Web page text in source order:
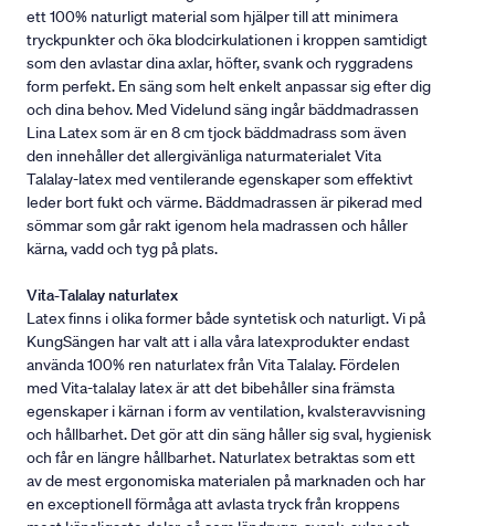
ett 100% naturligt material som hjälper till att minimera
tryckpunkter och öka blodcirkulationen i kroppen samtidigt
som den avlastar dina axlar, höfter, svank och ryggradens
form perfekt. En säng som helt enkelt anpassar sig efter dig
och dina behov. Med Videlund säng ingår bäddmadrassen
Lina Latex som är en 8 cm tjock bäddmadrass som även
den innehåller det allergivänliga naturmaterialet Vita
Talalay-latex med ventilerande egenskaper som effektivt
leder bort fukt och värme. Bäddmadrassen är pikerad med
sömmar som går rakt igenom hela madrassen och håller
kärna, vadd och tyg på plats.
Vita-Talalay naturlatex
Latex finns i olika former både syntetisk och naturligt. Vi på
KungSängen har valt att i alla våra latexprodukter endast
använda 100% ren naturlatex från Vita Talalay. Fördelen
med Vita-talalay latex är att det bibehåller sina främsta
egenskaper i kärnan i form av ventilation, kvalsteravvisning
och hållbarhet. Det gör att din säng håller sig sval, hygienisk
och får en längre hållbarhet. Naturlatex betraktas som ett
av de mest ergonomiska materialen på marknaden och har
en exceptionell förmåga att avlasta tryck från kroppens